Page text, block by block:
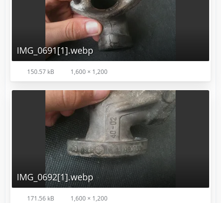
IMG_0691[1].webp
150.57 kB 1,600 × 1,200
IMG_0692[1].webp
171.56 kB 1,600 × 1,200